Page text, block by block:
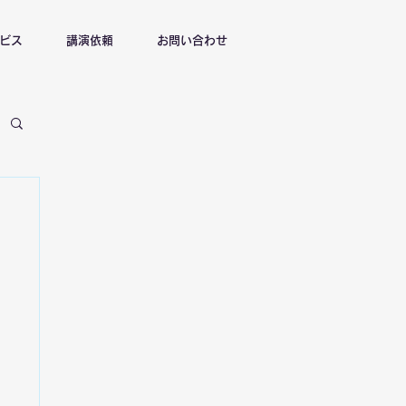
ス 講演依頼 お問い合わせ